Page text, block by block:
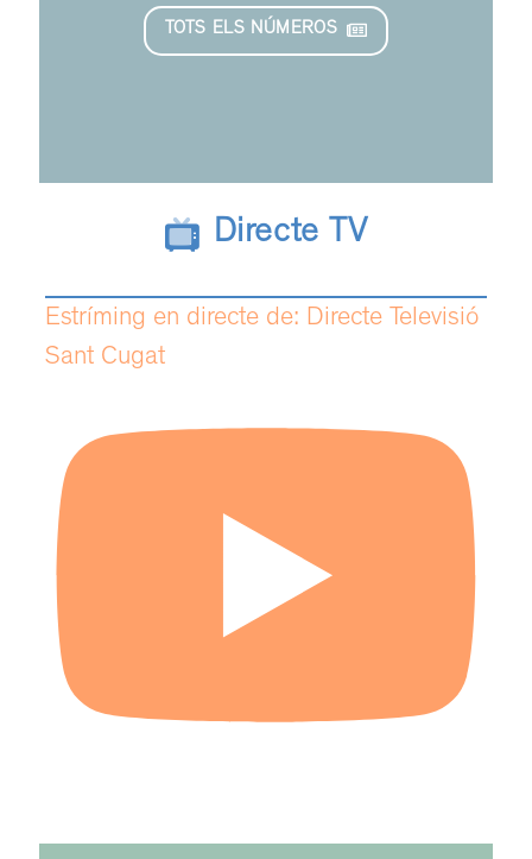
TOTS ELS NÚMEROS
Directe TV
Estríming en directe de: Directe Televisió
Sant Cugat